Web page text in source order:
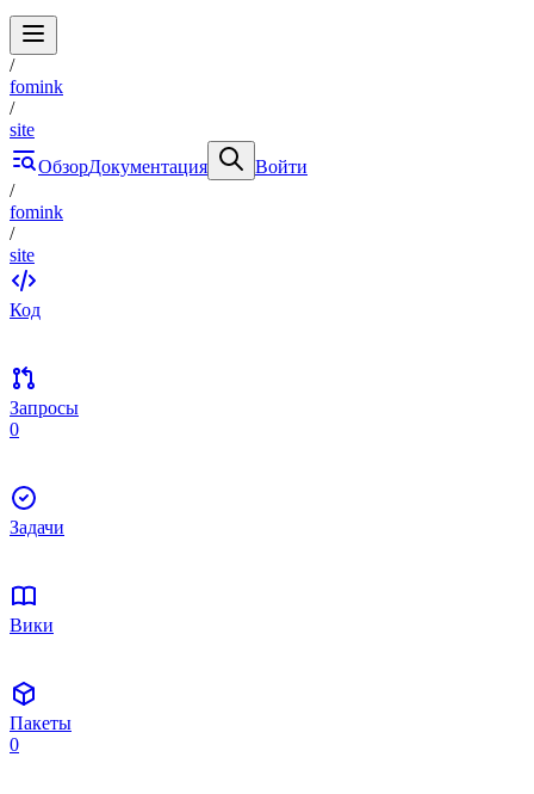
/
fomink
/
site
ОбзорДокументация
Войти
/
fomink
/
site
Код
Запросы
0
Задачи
Вики
Пакеты
0